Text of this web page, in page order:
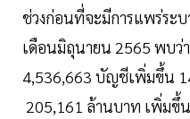
ช่วงก่อนที่จะมีการแพร่ระ
เดือนมิถุนายน 2565 พบ
4,536,663 บัญชีเพิ่มขึ้น
205,161 ล้านบาท เพิ่มขึ้